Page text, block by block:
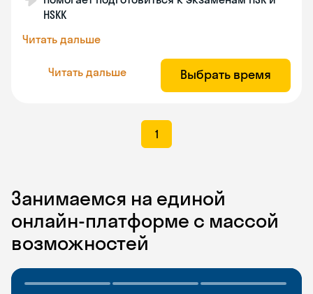
HSKK
Читать дальше
Читать дальше Выбрать время
1
Занимаемся на единой
онлайн-платформе с массой
возможностей